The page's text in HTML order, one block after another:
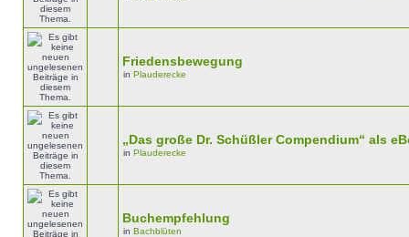
Friedensbewegung
in Plauderecke
„Das große Dr. Schüßler Compendium“ als
in Plauderecke
Buchempfehlung
in Bachblüten